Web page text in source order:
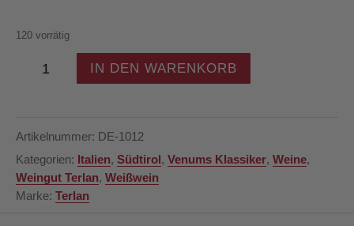
120 vorrätig
Terlan
Trocken
2024
-
Südtirol
IN DEN WARENKORB
Artikelnummer: DE-1012
Kategorien: Italien, Südtirol, Venums Klassiker, Weine,
Weingut Terlan, Weißwein
Marke: Terlan